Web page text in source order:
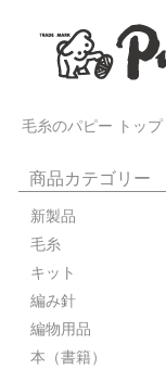
毛糸のパピー トップ
商品カテゴリー
新製品
毛糸
キット
編み針
編物用品
本（書籍）